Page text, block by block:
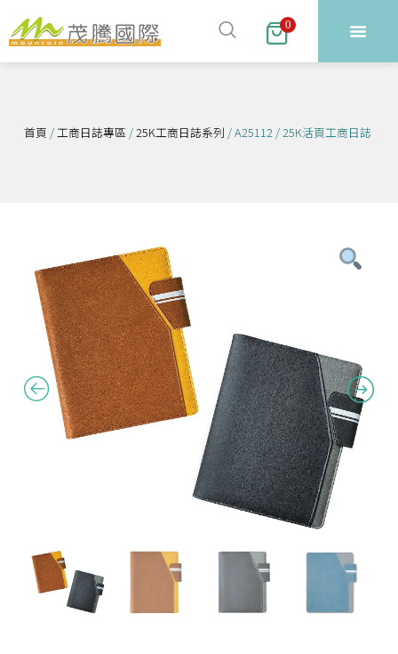
跳
至
主
容
0
首頁 /工商日誌專區 /25K工商日誌系列 / A25112 / 25K活頁工商日誌